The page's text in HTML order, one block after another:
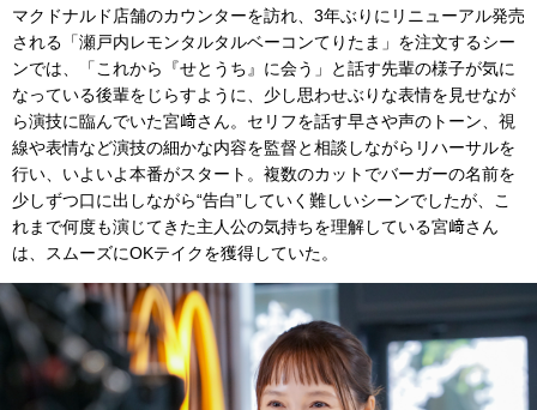
マクドナルド店舗のカウンターを訪れ、3年ぶりにリニューアル発売
される「瀬戸内レモンタルタルベーコンてりたま」を注文するシー
ンでは、「これから『せとうち』に会う」と話す先輩の様子が気に
なっている後輩をじらすように、少し思わせぶりな表情を見せなが
ら演技に臨んでいた宮﨑さん。セリフを話す早さや声のトーン、視
線や表情など演技の細かな内容を監督と相談しながらリハーサルを
行い、いよいよ本番がスタート。複数のカットでバーガーの名前を
少しずつ口に出しながら“告白”していく難しいシーンでしたが、こ
れまで何度も演じてきた主人公の気持ちを理解している宮﨑さん
は、スムーズにOKテイクを獲得していた。